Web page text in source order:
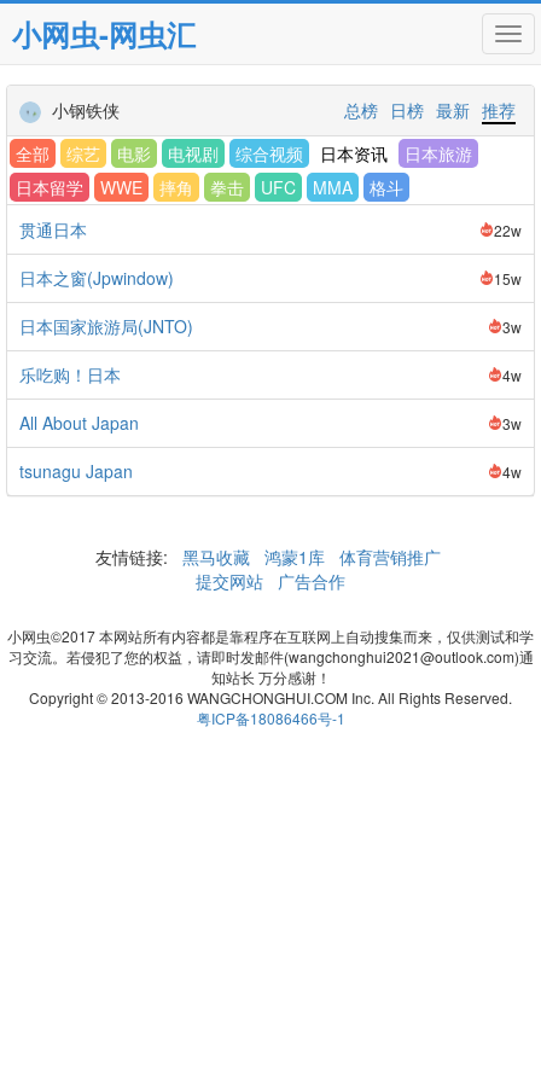
小网虫-网虫汇
小钢铁侠 推荐
最新
日榜
总榜
全部
综艺 电影 电视剧 综合视频 日本资讯
日本旅游
日本留学
WWE 摔角 拳击 UFC MMA
格斗
贯通日本
22w
日本之窗(Jpwindow) 15w
日本国家旅游局(JNTO) 3w
乐吃购！日本 4w
All About Japan 3w
tsunagu Japan 4w
友情链接: 黑马收藏 鸿蒙1库 体育营销推广
提交网站
广告合作
小网虫©2017 本网站所有内容都是靠程序在互联网上自动搜集而来，仅供测试和学
习交流。若侵犯了您的权益，请即时发邮件(wangchonghui2021@outlook.com)通
知站长 万分感谢！
Copyright © 2013-2016 WANGCHONGHUI.COM Inc. All Rights Reserved.
粤ICP备18086466号-1